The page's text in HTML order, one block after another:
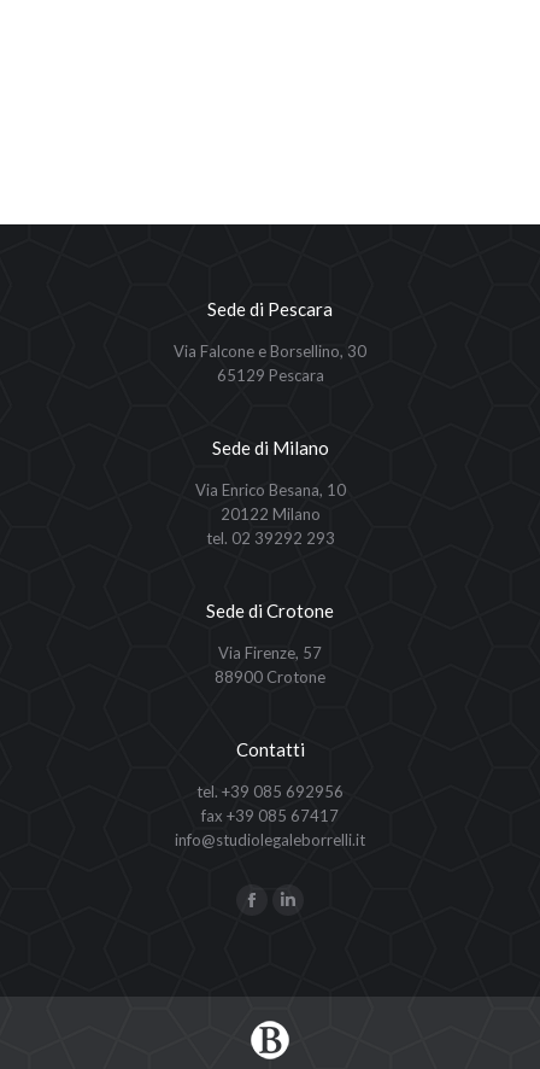
Sede di Pescara
Via Falcone e Borsellino, 30
65129 Pescara
Sede di Milano
Via Enrico Besana, 10
20122 Milano
tel. 02 39292 293
Sede di Crotone
Via Firenze, 57
88900 Crotone
Contatti
tel. +39 085 692956
fax +39 085 67417
info@studiolegaleborrelli.it
Facebook
new
Linkedin
new